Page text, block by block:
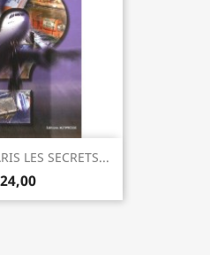
LES SECRETS...